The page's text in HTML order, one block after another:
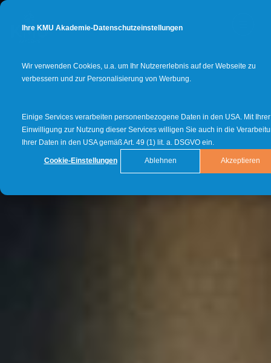
Ihre KMU Akademie-Datenschutzeinstellungen
Wir verwenden Cookies, u.a. um Ihr Nutzererlebnis auf der Webseite zu
verbessern und zur Personalisierung von Werbung.
Einige Services verarbeiten personenbezogene Daten in den USA. Mit Ihrer
Einwilligung zur Nutzung dieser Services willigen Sie auch in die
Ihrer Daten in den USA gemäß Art. 49 (1) lit. a. DSGVO ein.
Cookie-Einstellungen Akzeptieren
Ablehnen